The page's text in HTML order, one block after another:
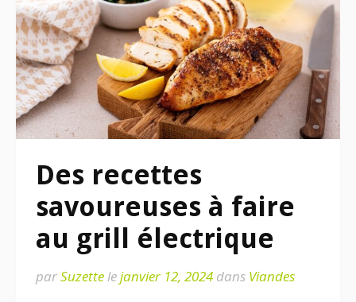
Des recettes
savoureuses à faire
au grill électrique
parSuzettelejanvier 12, 2024 dans Viandes